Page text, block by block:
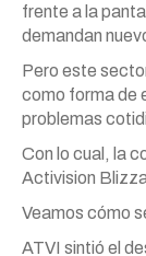
frente a la
demandan
Pero este
como forma de
problemas
Con lo cual, la
Activision
Veamos cómo
ATVI sintió el